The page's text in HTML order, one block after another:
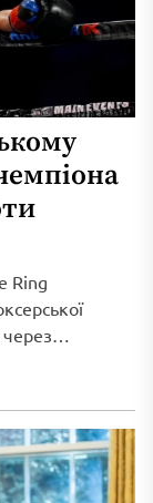
Ring
через